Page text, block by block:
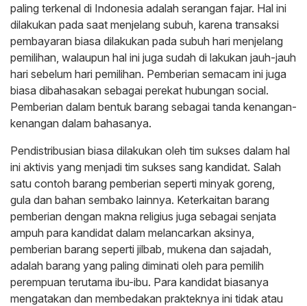
paling terkenal di Indonesia adalah serangan fajar. Hal ini
dilakukan pada saat menjelang subuh, karena transaksi
pembayaran biasa dilakukan pada subuh hari menjelang
pemilihan, walaupun hal ini juga sudah di lakukan jauh-jauh
hari sebelum hari pemilihan. Pemberian semacam ini juga
biasa dibahasakan sebagai perekat hubungan social.
Pemberian dalam bentuk barang sebagai tanda kenangan-
kenangan dalam bahasanya.
Pendistribusian biasa dilakukan oleh tim sukses dalam hal
ini aktivis yang menjadi tim sukses sang kandidat. Salah
satu contoh barang pemberian seperti minyak goreng,
gula dan bahan sembako lainnya. Keterkaitan barang
pemberian dengan makna religius juga sebagai senjata
ampuh para kandidat dalam melancarkan aksinya,
pemberian barang seperti jilbab, mukena dan sajadah,
adalah barang yang paling diminati oleh para pemilih
perempuan terutama ibu-ibu. Para kandidat biasanya
mengatakan dan membedakan prakteknya ini tidak atau